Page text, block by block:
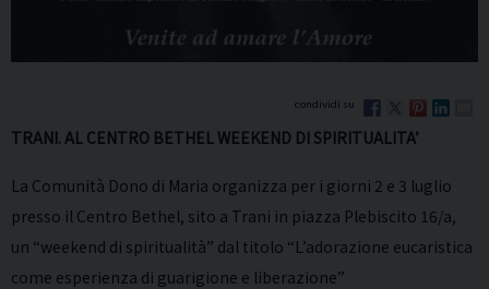
TRANI. AL CENTRO BETHEL WEEKEND DI SPIRITUALITA’
La Comunità Dono di Maria organizza per i giorni 2 e 3 luglio
presso il Centro Bethel, sito a Trani in piazza Plebiscito 16/a,
un “weekend di spiritualità” dal titolo “L’adorazione eucaristica
come esperienza di guarigione e liberazione”